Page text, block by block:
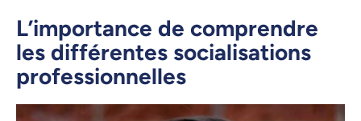
L’importance de comprendre
les différentes socialisations
professionnelles